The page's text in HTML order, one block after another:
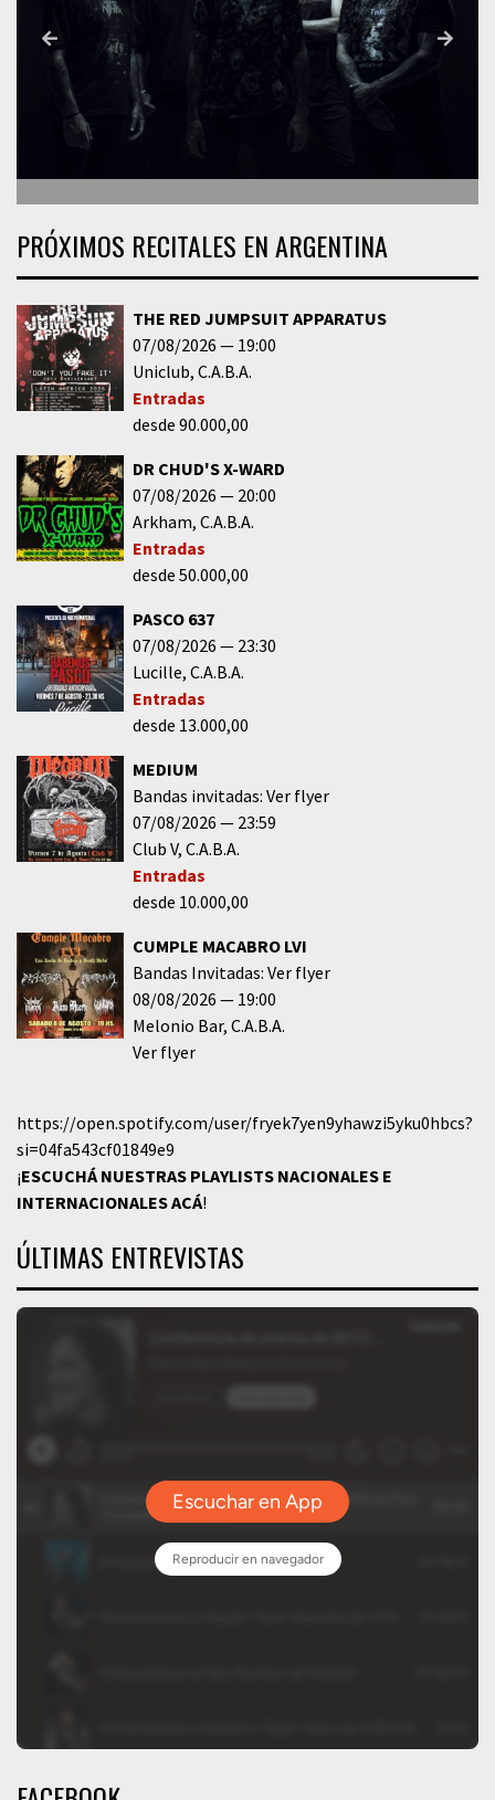
PRÓXIMOS RECITALES EN ARGENTINA
THE RED JUMPSUIT APPARATUS
07/08/2026
19:00
Uniclub C.A.B.A.
Entradas
desde 90.000,00
DR CHUD'S X-WARD
07/08/2026
20:00
Arkham C.A.B.A.
Entradas
desde 50.000,00
PASCO 637
07/08/2026
23:30
Lucille C.A.B.A.
Entradas
desde 13.000,00
MEDIUM
Bandas invitadas: Ver flyer
07/08/2026
23:59
Club V C.A.B.A.
Entradas
desde 10.000,00
CUMPLE MACABRO LVI
Bandas Invitadas: Ver flyer
08/08/2026
19:00
Melonio Bar C.A.B.A.
Ver flyer
https://open.spotify.com/user/fryek7yen9yhawzi5yku0hbcs?
si=04fa543cf01849e9
¡ESCUCHÁ NUESTRAS PLAYLISTS NACIONALES E
INTERNACIONALESACÁ!
ÚLTIMAS ENTREVISTAS